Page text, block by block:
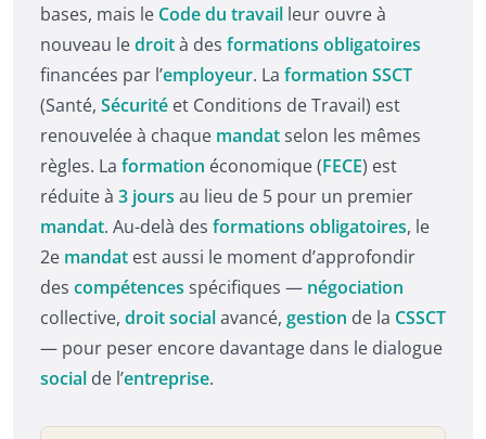
bases, mais le Code du travail leur ouvre à
nouveau ledroità des formations obligatoires
financées par l’employeur. La formation SSCT
(Santé, Sécurité et Conditions de Travail) est
renouvelée à chaque mandatselon les mêmes
règles. La formation économique (FECE) est
réduite à 3 jours au lieu de 5 pour un premier
mandat. Au-delà des formations obligatoires, le
2e mandat est aussi le moment d’approfondir
des compétences spécifiques — négociation
collective, droit socialavancé, gestion de la CSSCT
— pour peser encore davantage dans le dialogue
social de l’entreprise.